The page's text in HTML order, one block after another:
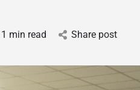
1 min read Share post